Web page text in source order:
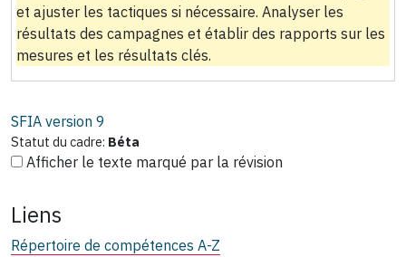
et ajuster les tactiques si nécessaire. Analyser les
résultats des campagnes et établir des rapports sur les
mesures et les résultats clés.
SFIA version 9
Statut du cadre: Béta
Afficher le texte marqué par la révision
Liens
Répertoire de compétences A-Z